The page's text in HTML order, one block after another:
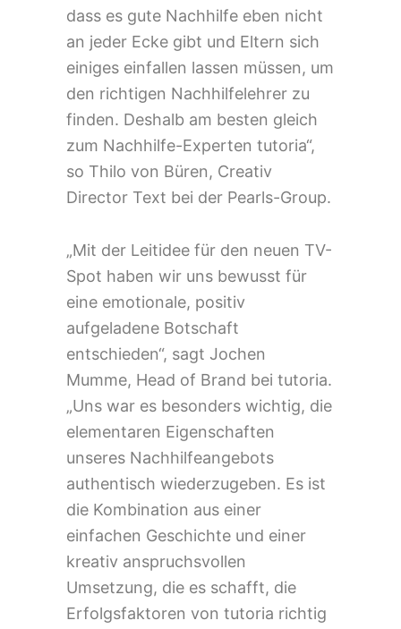
dass es gute Nachhilfe eben nicht
an jeder Ecke gibt und Eltern sich
einiges einfallen lassen müssen, um
den richtigen Nachhilfelehrer zu
finden. Deshalb am besten gleich
zum Nachhilfe-Experten tutoria“,
so Thilo von Büren, Creativ
Director Text bei der Pearls-Group.
„Mit der Leitidee für den neuen TV-
Spot haben wir uns bewusst für
eine emotionale, positiv
aufgeladene Botschaft
entschieden“, sagt Jochen
Mumme, Head of Brand bei tutoria.
„Uns war es besonders wichtig, die
elementaren Eigenschaften
unseres Nachhilfeangebots
authentisch wiederzugeben. Es ist
die Kombination aus einer
einfachen Geschichte und einer
kreativ anspruchsvollen
Umsetzung, die es schafft, die
Erfolgsfaktoren von tutoria richtig